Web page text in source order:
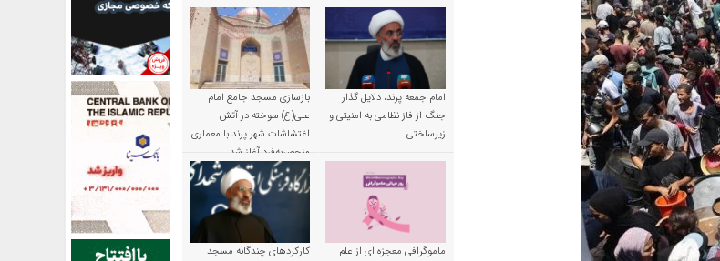
امام جمعه پرند، دلایل گذار
جنگ از فاز نظامی به امنیتی و
زیرساختی
بازسازی مسجد جامع امام
علی(ع) سوخته در آتش
اغتشاشات شهر پرند با معماری
منحصربه‌فرد آغاز شد
ماموگرافی معجزه ای از علم
کارکردهای چندگانه مسجد